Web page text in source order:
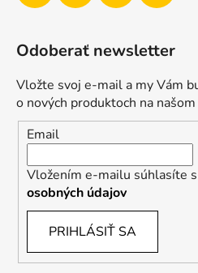
Odoberať newsletter
Vložte svoj e-mail a my Vám
o nových produktoch na
Email
Vložením e-mailu súhlasíte s
osobných údajov
PRIHLÁSIŤ SA